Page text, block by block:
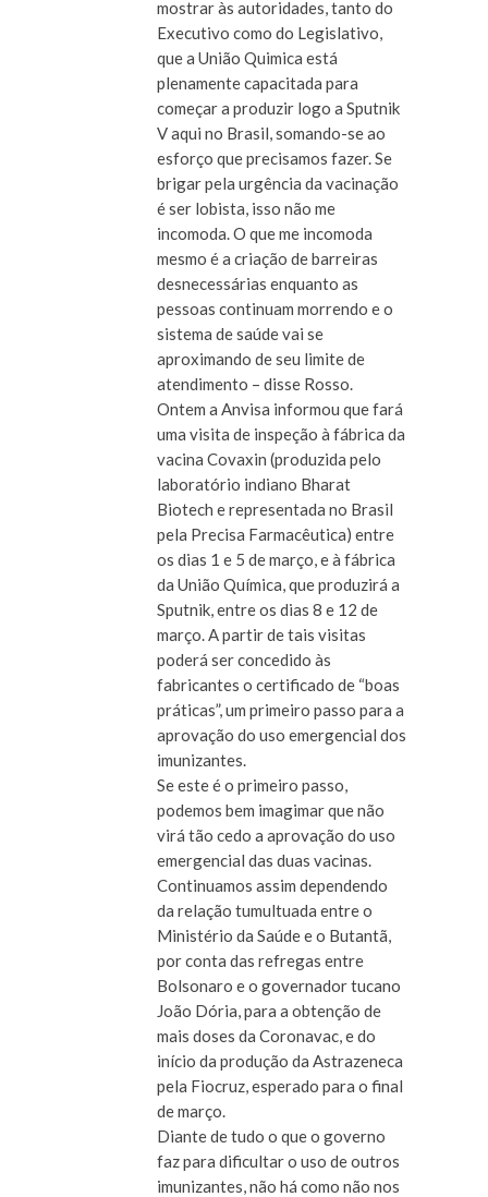
mostrar às autoridades, tanto do
Executivo como do Legislativo,
que a União Quimica está
plenamente capacitada para
começar a produzir logo a Sputnik
V aqui no Brasil, somando-se ao
esforço que precisamos fazer. Se
brigar pela urgência da vacinação
é ser lobista, isso não me
incomoda. O que me incomoda
mesmo é a criação de barreiras
desnecessárias enquanto as
pessoas continuam morrendo e o
sistema de saúde vai se
aproximando de seu limite de
atendimento – disse Rosso.
Ontem a Anvisa informou que fará
uma visita de inspeção à fábrica da
vacina Covaxin (produzida pelo
laboratório indiano Bharat
Biotech e representada no Brasil
pela Precisa Farmacêutica) entre
os dias 1 e 5 de março, e à fábrica
da União Química, que produzirá a
Sputnik, entre os dias 8 e 12 de
março. A partir de tais visitas
poderá ser concedido às
fabricantes o certificado de “boas
práticas”, um primeiro passo para a
aprovação do uso emergencial dos
imunizantes.
Se este é o primeiro passo,
podemos bem imagimar que não
virá tão cedo a aprovação do uso
emergencial das duas vacinas.
Continuamos assim dependendo
da relação tumultuada entre o
Ministério da Saúde e o Butantã,
por conta das refregas entre
Bolsonaro e o governador tucano
João Dória, para a obtenção de
mais doses da Coronavac, e do
início da produção da Astrazeneca
pela Fiocruz, esperado para o final
de março.
Diante de tudo o que o governo
faz para dificultar o uso de outros
imunizantes, não há como não nos